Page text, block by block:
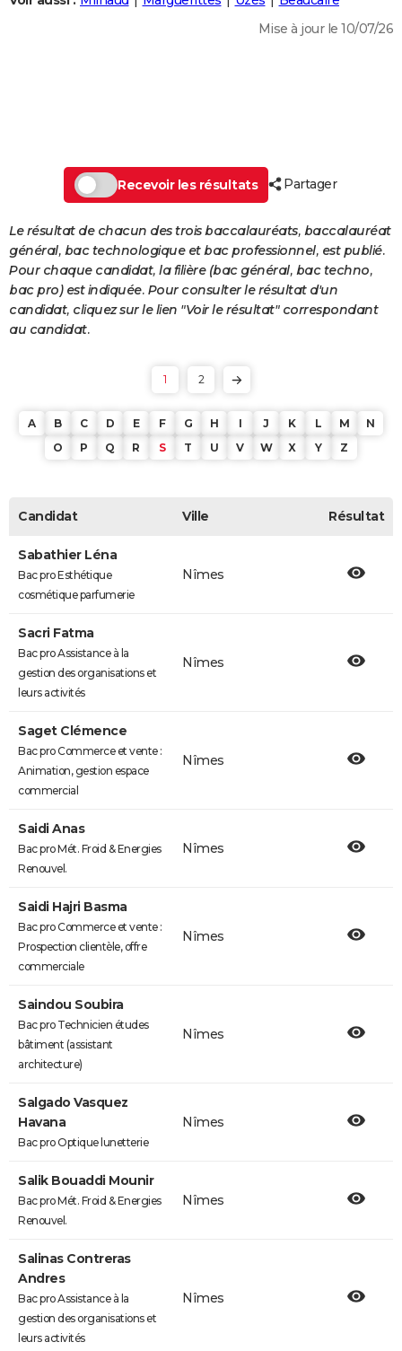
DICTIONNAIRE
Dictionnaire
Biographies
Expressions
Proverbes
PROGRAMME TV
COPAINS D'AVANT
S'inscrire
Se connecter
Lycées
Collèges
Primaires
Universités
Entreprises
Service militaire
Avis de recherche
AVIS DE DÉCÈS
FORUM
Mise à jour le 10/07/26
Recevoir les résultats Partager
Le résultat de chacun des trois baccalauréats, baccalauréat
général, bac technologique et bac professionnel, est publié.
Pour chaque candidat, la filière (bac général, bac techno,
bac pro) est indiquée. Pour consulter le résultat d'un
candidat, cliquez sur le lien "Voir le résultat" correspondant
au candidat.
1 2
A B C D E F G H I J K L M
N
O
P Q R S T U V W X Y Z
Candidat Ville Résultat
Sabathier Léna
Bac pro Esthétique
cosmétique parfumerie
Nîmes
Sacri Fatma
Bac pro Assistance à la
gestion des organisations et
leurs activités
Nîmes
Saget Clémence
Bac pro Commerce et vente :
Animation, gestion espace
commercial
Nîmes
Saidi Anas
Bac pro Mét. Froid & Energies
Renouvel.
Nîmes
Saidi Hajri Basma
Bac pro Commerce et vente :
Prospection clientèle, offre
commerciale
Nîmes
Saindou Soubira
Bac pro Technicien études
bâtiment (assistant
architecture)
Nîmes
Salgado Vasquez
Havana
Bac pro Optique lunetterie
Nîmes
Salik Bouaddi Mounir
Bac pro Mét. Froid & Energies
Renouvel.
Nîmes
Salinas Contreras
Andres
Bac pro Assistance à la
gestion des organisations et
leurs activités
Nîmes